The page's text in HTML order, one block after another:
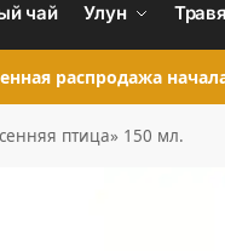
чай Улун
распродажа
птица» 150 мл.